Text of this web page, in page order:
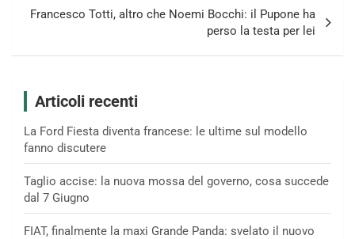
Francesco Totti, altro che Noemi Bocchi: il Pupone ha
perso la testa per lei
Articoli recenti
La Ford Fiesta diventa francese: le ultime sul modello
fanno discutere
Taglio accise: la nuova mossa del governo, cosa succede
dal 7 Giugno
FIAT, finalmente la maxi Grande Panda: svelato il nuovo